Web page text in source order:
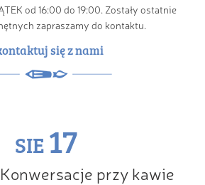
od 16:00 do 19:00. Zostały ostatnie
zapraszamy do kontaktu.
się z nami
SIE 17
przy kawie